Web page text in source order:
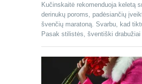
Kučinskaitė rekomenduoja keletą
derinukų poroms, padėsiančių
švenčių maratoną. Svarbu, kad
Pasak stilistės, šventiški